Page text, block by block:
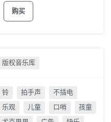
购买
版权音乐库
铃 拍手声
不插电
乐观
儿童 口哨
孩童